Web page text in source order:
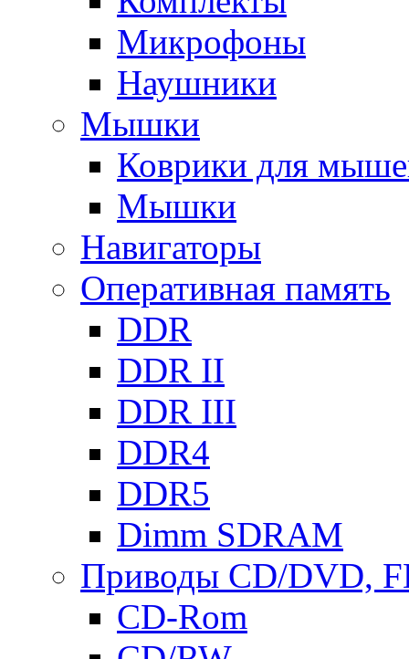
Микрофоны
Наушники
Мышки
Коврики для
Мышки
Навигаторы
Оперативная память
DDR
DDR II
DDR III
DDR4
DDR5
Dimm SDRAM
Приводы СD/DVD,
CD-Rom